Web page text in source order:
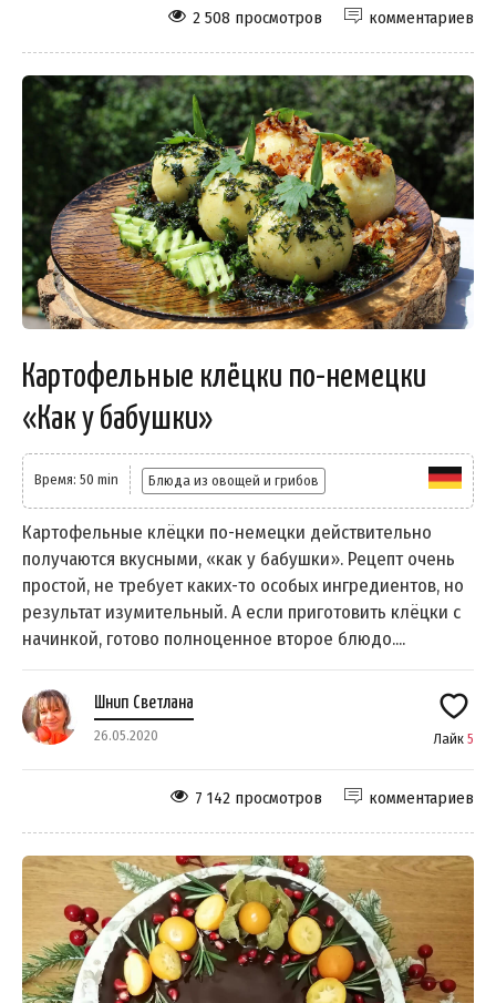
комментариев
2 508 просмотров
Картофельные клёцки по-немецки
«Как у бабушки»
Время: 50 min Блюда из овощей и грибов
Картофельные клёцки по-немецки действительно
получаются вкусными, «как у бабушки». Рецепт очень
простой, не требует каких-то особых ингредиентов, но
результат изумительный. А если приготовить клёцки с
начинкой, готово полноценное второе блюдо....
Шнип Светлана
26.05.2020 Лайк 5
комментариев
7 142 просмотров